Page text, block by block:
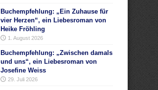
Buchempfehlung: „Ein Zuhause für
vier Herzen“, ein Liebesroman von
Heike Fröhling
1. August 2026
Buchempfehlung: „Zwischen damals
und uns“, ein Liebesroman von
Josefine Weiss
29. Juli 2026